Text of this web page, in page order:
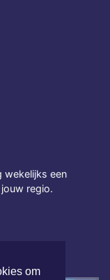
om
wekelijks een
regio.